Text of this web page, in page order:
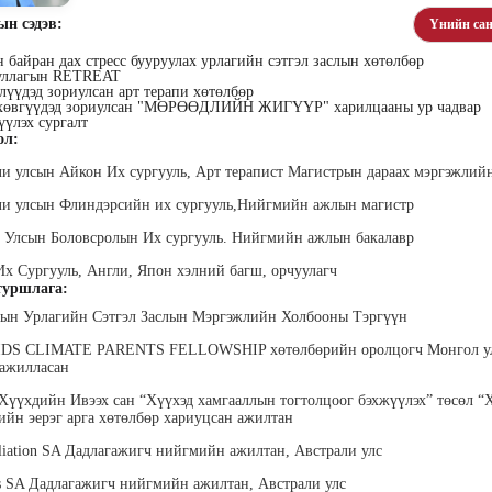
сэдэв: Үнийн
дах стресс бууруулах урлагийн сэтгэл заслын хөтөлбөр
RETREAT
зориулсан арт терапи хөтөлбөр
зориулсан "МӨРӨӨДЛИЙН ЖИГҮҮР" харилцааны ур чадвар
сургалт
улсын Айкон Их сургууль, Арт терапист Магистрын дараах
улсын Флиндэрсийн их сургууль,Нийгмийн ажлын магистр
Улсын Боловсролын Их сургууль. Нийгмийн ажлын бакалавр
Сургууль, Англи, Япон хэлний багш, орчуулагч
Урлагийн Сэтгэл Заслын Мэргэжлийн Холбооны Тэргүүн
CLIMATE PARENTS FELLOWSHIP хөтөлбөрийн оролцогч Монгол
Ивээх сан “Хүүхэд хамгааллын тогтолцоог бэхжүүлэх” төсөл
эерэг арга хөтөлбөр хариуцсан ажилтан
SA Дадлагажигч нийгмийн ажилтан, Австрали улс
SA Дадлагажигч нийгмийн ажилтан, Австрали улс
Эрдэмтэн Сурагчдын
тэргүүн (үүсгэн байгуулагч)
Нийслэлийн Засаг даргын
нөөцийн хэлтэс, Сургагч
ТББ-
Зүрх
Ганболд Тод-Эрдэнэ
Маркетинг менежер - Зангиа
Мэндбаяр Төгөлдөр
Абико ХХК Борлуулалт,
захирал
МСНЭ-